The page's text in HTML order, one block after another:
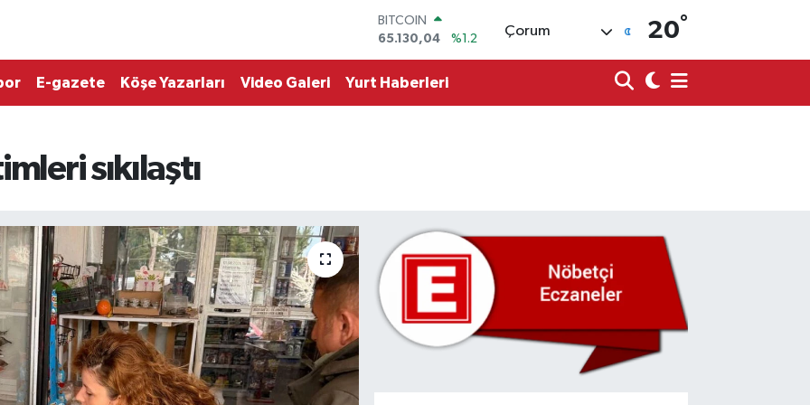
DOLAR
47,7436
%0.18
EURO
55,2510
%0.32
Çorum 20°
E-gazete Köşe Yazarları Video Galeri Yurt Haberleri
sıkılaştı